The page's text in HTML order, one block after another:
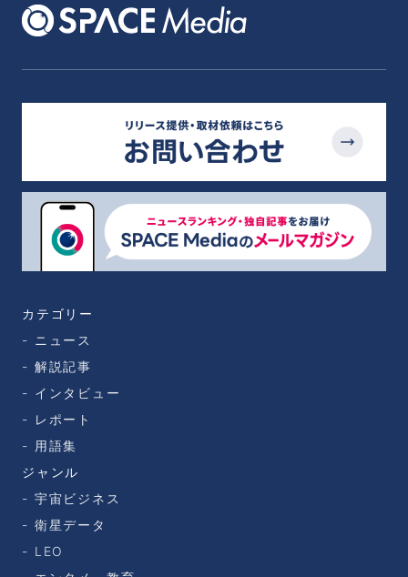
カテゴリー
ニュース
解説記事
インタビュー
レポート
用語集
ジャンル
宇宙ビジネス
衛星データ
LEO